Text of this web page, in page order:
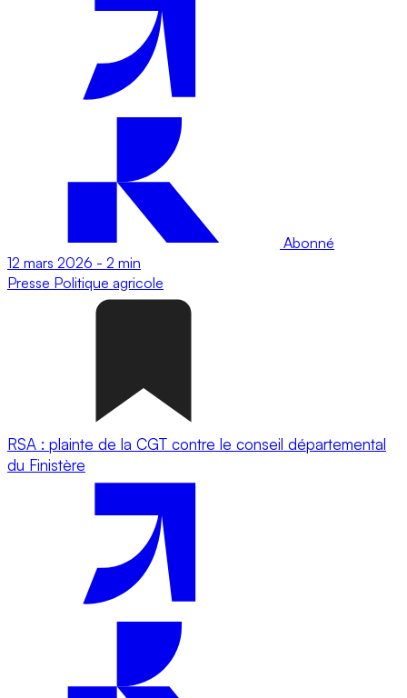
Abonné
12 mars 2026 - 2 min
Presse Politique agricole
RSA : plainte de la CGT contre le conseil départemental
du Finistère